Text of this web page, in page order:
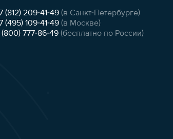
(812) 209-41-49 (в Санкт-Петербурге)
(495) 109-41-49 (в Москве)
(800) 777-86-49 (бесплатно по России)